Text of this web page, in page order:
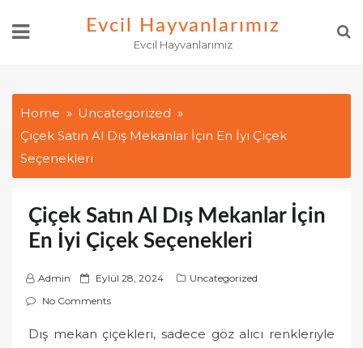
Evcil Hayvanlarımız
Evcil Hayvanlarımız
Home
Uncategorized
Çiçek Satın Al Dış Mekanlar İçin En İyi Çiçek
Seçenekleri
Çiçek Satın Al Dış Mekanlar İçin
En İyi Çiçek Seçenekleri
Admin
P
o
t
Eylül 28, 2024
Uncategorized
No Comments
Dış mekan çiçekleri, sadece göz alıcı renkleriyle